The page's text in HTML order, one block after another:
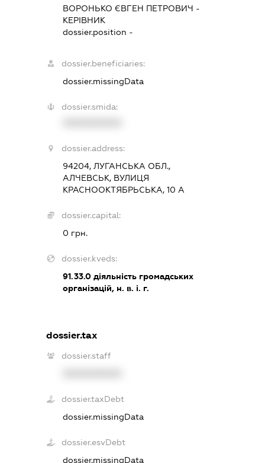
ВОРОНЬКО ЄВГЕН ПЕТРОВИЧ -
КЕРІВНИК
dossier.position -
dossier.beneficiaries:
dossier.missingData
dossier.smida:
dossier.address:
94204, ЛУГАНСЬКА ОБЛ.,
АЛЧЕВСЬК, ВУЛИЦЯ
КРАСНООКТЯБРЬСЬКА, 10 А
dossier.capital:
0 грн.
dossier.kveds:
91.33.0діяльність громадських
організацій, н. в. і. г.
dossier.tax
dossier.staff
dossier.taxDebt
dossier.missingData
dossier.esvDebt
dossier.missingData